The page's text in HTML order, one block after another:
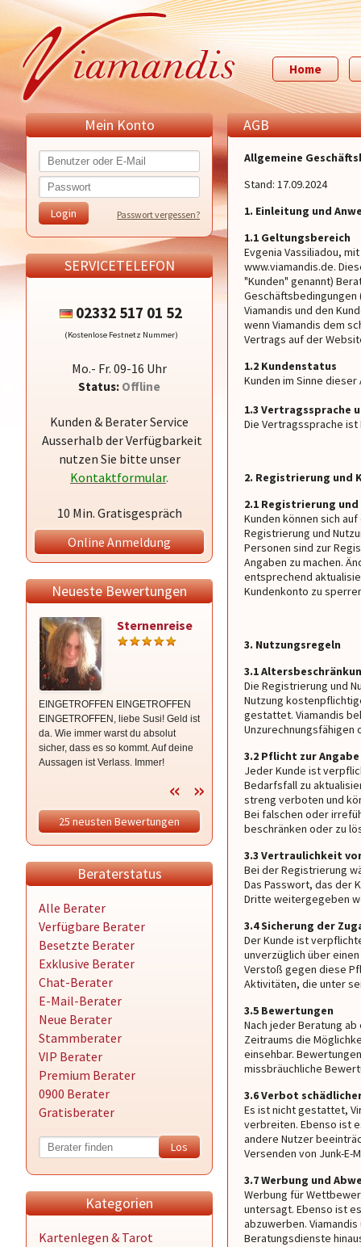
Home
Mein Konto
Passwort vergessen?
SERVICETELEFON
02332 517 01 52
(Kostenlose Festnetz Nummer)
Mo.- Fr. 09-16 Uhr
Status: Offline
Kunden & Berater Service
Ausserhalb der Verfügbarkeit
nutzen Sie bitte unser
Kontaktformular.
10 Min. Gratisgespräch
Online Anmeldung
Neueste Bewertungen
Sternenreise
EINGETROFFEN EINGETROFFEN
EINGETROFFEN, liebe Susi! Geld ist
da. Wie immer warst du absolut
sicher, dass es so kommt. Auf deine
Aussagen ist Verlass. Immer!
Dajana
Herzlichen Dank für die tolle
Beratung und Blockadenlösung
Mega Beraterin! Das war nicht unser
Du bist super! ☀️
25 neusten Bewertungen
Beraterstatus
Alle Berater
Verfügbare Berater
Besetzte Berater
Exklusive Berater
Chat-Berater
E-Mail-Berater
Neue Berater
Stammberater
VIP Berater
Premium Berater
0900 Berater
Gratisberater
Kategorien
Kartenlegen & Tarot
AGB
Allgemeine
Stand: 17.09.2024
1. Einleitung und
1.1 Geltungsbereich
Evgenia Vassiliadou,
www.viamandis.de.
"Kunden" genannt)
Geschäftsbedingungen
Viamandis und den
wenn Viamandis dem
Vertrags auf der
1.2 Kundenstatus
Kunden im Sinne dieser
1.3 Vertragssprache
Die Vertragssprache
2. Registrierung und
2.1 Registrierung
Kunden können sich
Registrierung und
Personen sind zur
Angaben zu machen.
entsprechend
Kundenkonto zu
3. Nutzungsregeln
3.1
Die Registrierung und
Nutzung
gestattet. Viamandis
Unzurechnungsfähigen
3.2 Pflicht zur
Jeder Kunde ist
Bedarfsfall zu
streng verboten und
Bei falschen oder
beschränken oder zu
3.3 Vertraulichkeit
Bei der Registrierung
Das Passwort, das der
Dritte weitergegeben
3.4 Sicherung der
Der Kunde ist
unverzüglich über
Verstoß gegen diese
Aktivitäten, die unter
3.5 Bewertungen
Nach jeder Beratung
Zeitraums die
einsehbar.
missbräuchliche
3.6 Verbot
Es ist nicht gestattet,
verbreiten. Ebenso ist
andere Nutzer
Versenden von Junk-
3.7 Werbung und
Werbung für
untersagt. Ebenso ist
abzuwerben.
Beratungsdienste